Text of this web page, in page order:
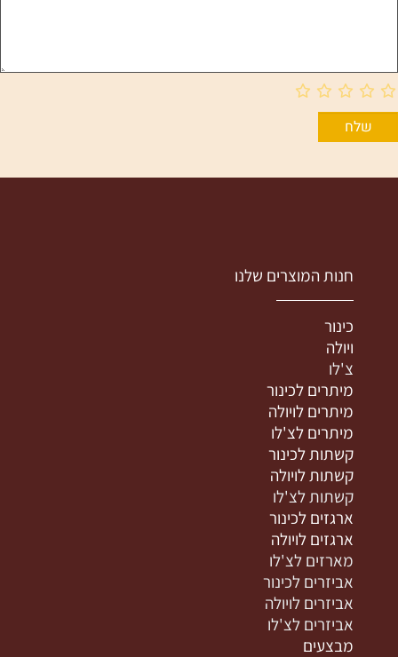
חנות המוצרים שלנו
כינור
ויולה
צ'לו
מיתרים לכינור
מיתרים לויולה
מיתרים לצ'לו
קשתות לכינור
קשתות לויולה
קשתות לצ'לו
ארגזים לכינור
ארגזים לויולה
מארזים לצ'לו
אביזרים לכינור
אביזרים לויולה
אביזרים לצ'לו
מבצעים